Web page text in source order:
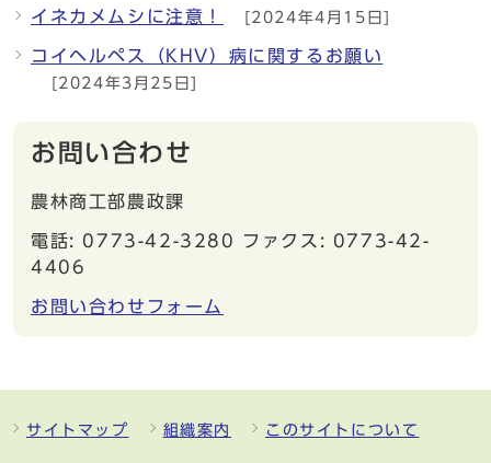
イネカメムシに注意！ [2024年4月15日]
コイヘルペス（KHV）病に関するお願い
[2024年3月25日]
お問い合わせ
農林商工部農政課
電話: 0773-42-3280 ファクス: 0773-42-
4406
お問い合わせフォーム
サイトマップ 組織案内 このサイトについて